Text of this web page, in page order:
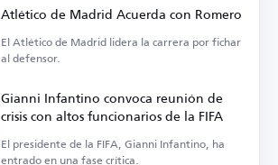
Atlético de Madrid Acuerda con Romero
El Atlético de Madrid lidera la carrera por fichar
al defensor.
Gianni Infantino convoca reunión de
crisis con altos funcionarios de la FIFA
El presidente de la FIFA, Gianni Infantino, ha
entrado en una fase crítica.